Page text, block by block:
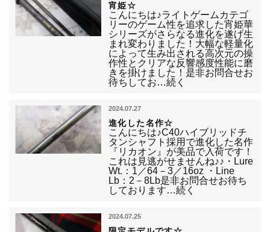
宵姫☆
こんにちは♪ライトゲームカテゴ
リーのゲーム性を追求した宵姫華
シリーズがさらなる進化を遂げ生
まれ変わりました！大幅な軽量化
によって生み出される高次元の操
作性とクリアな反響感度性能に磨
きを掛けました！是非お問合せお
待ちしてお…続く
2024.07.27
進化した名作☆
こんにちは♪C40ハイブリッドチ
タンシャフト採用で進化した名作
『リカオン』が美品で入荷です！
これは見逃がせませんね♪♪・Lure
Wt.：1／64－3／16oz ・Line
Lb：2－8Lb是非お問合せお待ち
しております…続く
2024.07.25